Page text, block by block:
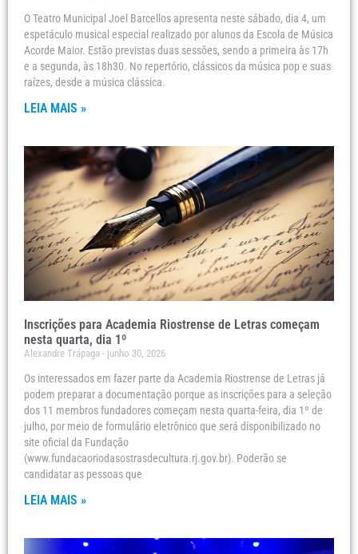
O Teatro Municipal Joel Barcellos apresenta neste sábado, dia 4, um
espetáculo musical especial realizado por alunos da Escola de Música
Acorde Maior. Estão previstas duas sessões, sendo a primeira às 17h
e a segunda, às 18h30. No repertório, clássicos da música pop e suas
raízes, desde a música clássica.
LEIA MAIS »
Inscrições para Academia Riostrense de Letras começam
nesta quarta, dia 1º
Alexandre Trápaga junho 30, 2026
Os interessados em fazer parte da Academia Riostrense de Letras já
podem preparar a documentação porque as inscrições para a seleção
dos 11 membros fundadores começam nesta quarta-feira, dia 1º de
julho, por meio de formulário eletrônico que será disponibilizado no
site oficial da Fundação
(www.fundacaoriodasostrasdecultura.rj.gov.br). Poderão se
candidatar as pessoas que
LEIA MAIS »